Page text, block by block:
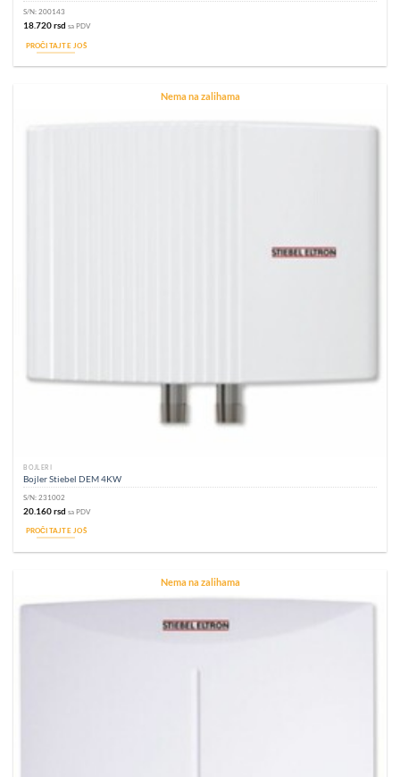
S/N:200143
18.720rsd sa PDV
PROČITAJTE JOŠ
Nema na zalihama
BOJLERI
Bojler Stiebel DEM 4KW
S/N:231002
20.160rsd sa PDV
PROČITAJTE JOŠ
Nema na zalihama